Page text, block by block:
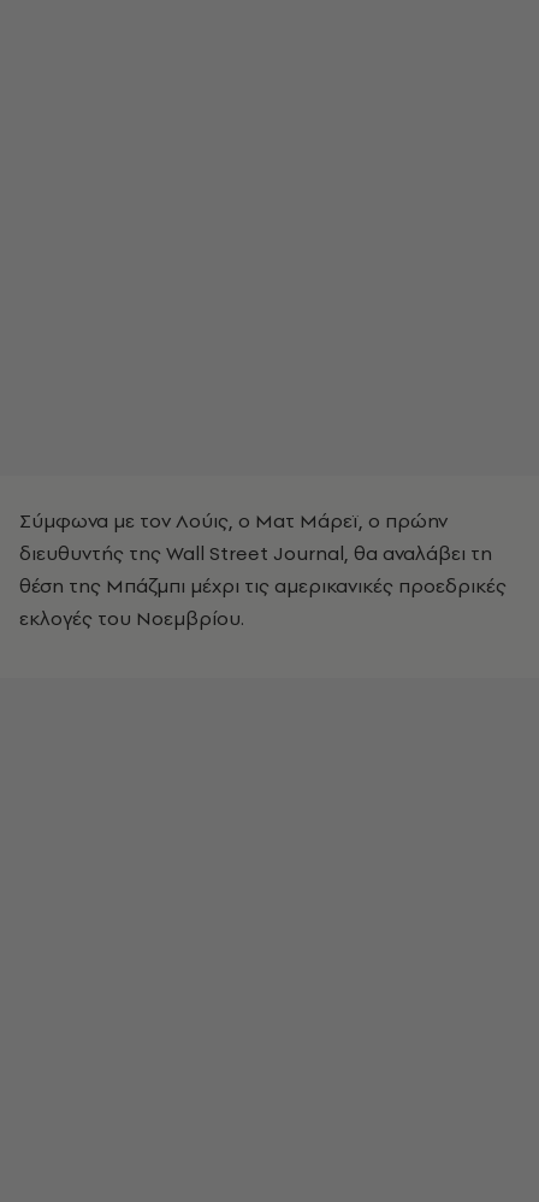
Σύμφωνα με τον Λούις, ο Ματ Μάρεϊ, ο πρώην
διευθυντής της Wall Street Journal, θα αναλάβει τη
θέση της Μπάζμπι μέχρι τις αμερικανικές προεδρικές
εκλογές του Νοεμβρίου.